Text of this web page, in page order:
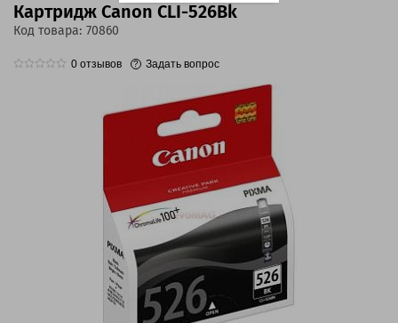
Картридж Canon CLI-526Bk
Код товара: 70860
0 отзывов Задать вопрос